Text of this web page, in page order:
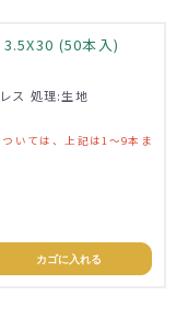
(50本入)
ス 処理:生地
いては、上記は1～9本ま
カゴに入れる